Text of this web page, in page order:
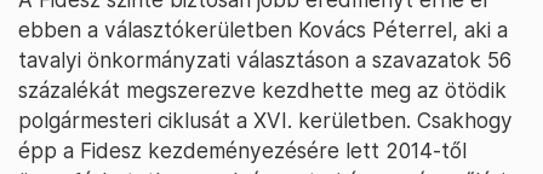
ebben a választókerületben Kovács Péterrel, aki a
tavalyi önkormányzati választáson a szavazatok 56
százalékát megszerezve kezdhette meg az ötödik
polgármesteri ciklusát a XVI. kerületben. Csakhogy
épp a Fidesz kezdeményezésére lett 2014-től